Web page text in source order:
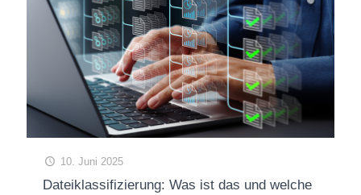
10. Juni 2025
Dateiklassifizierung: Was ist das und welche